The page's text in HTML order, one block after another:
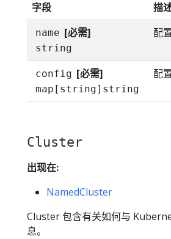
字段 描
name [必需]
string
配
config [必需]
map[string]string
配
Cluster
出现在:
NamedCluster
Cluster 包含有关如何与
息。